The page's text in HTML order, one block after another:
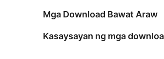
Mga Download Bawat Araw
Kasaysayan ng mga